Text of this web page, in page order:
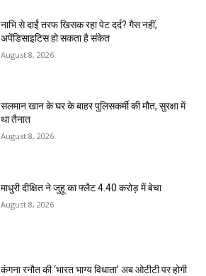
नाभि से दाईं तरफ खिसक रहा पेट दर्द? गैस नहीं,
अपेंडिसाइटिस हो सकता है संकेत
August 8, 2026
सलमान खान के घर के बाहर पुलिसकर्मी की मौत, सुरक्षा में
था तैनात
August 8, 2026
माधुरी दीक्षित ने जुहू का फ्लैट 4.40 करोड़ में बेचा
August 8, 2026
कंगना रनौत की ‘भारत भाग्य विधाता’ अब ओटीटी पर होगी